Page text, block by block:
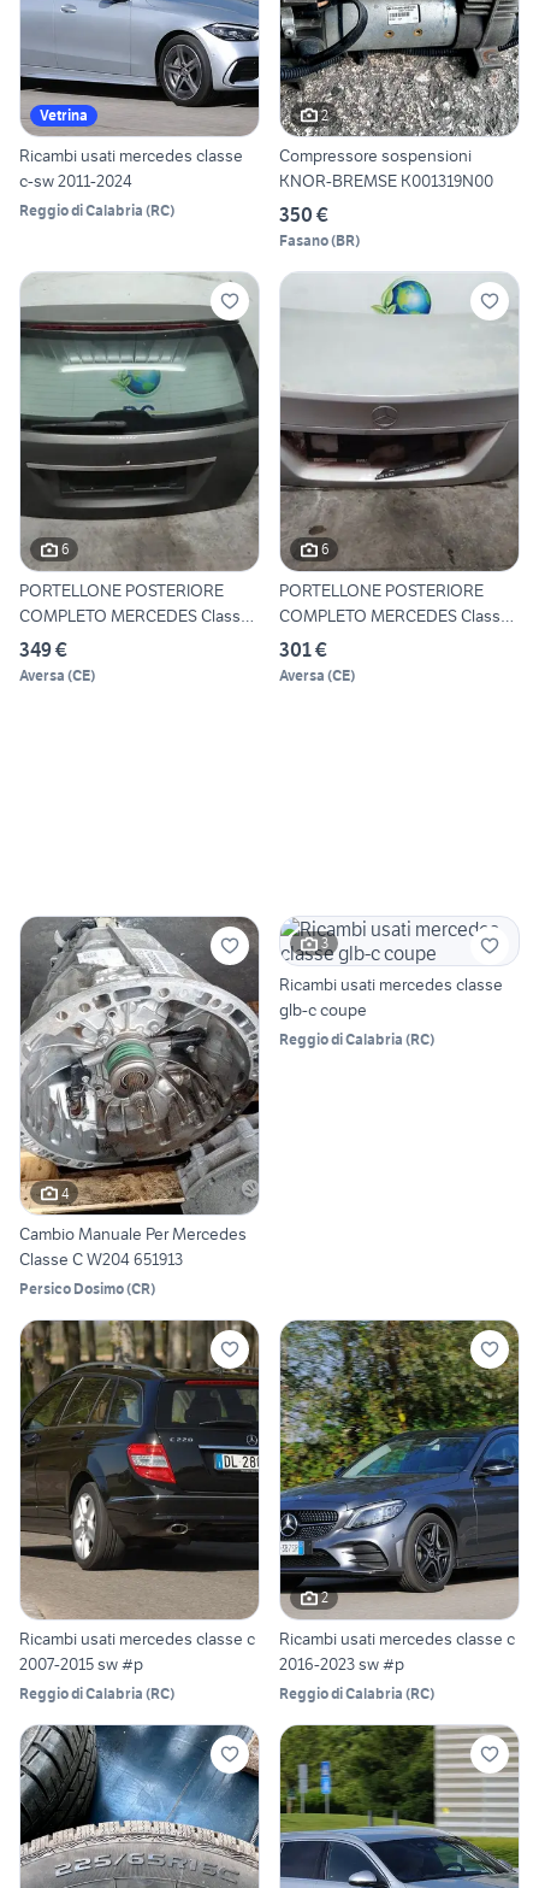
Vetrina
Ricambi usati mercedes classe
c-sw 2011-2024
Reggio di Calabria (RC)
2
Compressore sospensioni
KNOR-BREMSE K001319N00
350 €
Fasano(BR)
6
PORTELLONE POSTERIORE
COMPLETO MERCEDES Classe
C S
349 €
Aversa (CE)
6
PORTELLONE POSTERIORE
COMPLETO MERCEDES Classe
C B
301 €
Aversa (CE)
4
Cambio Manuale Per Mercedes
Classe C W204 651913
Persico Dosimo(CR)
3
Ricambi usati mercedes classe
glb-c coupe
Reggio di Calabria (RC)
Ricambi usati mercedes classe c
2007-2015 sw #p
Reggio di Calabria (RC)
2
Ricambi usati mercedes classe c
2016-2023 sw #p
Reggio di Calabria (RC)